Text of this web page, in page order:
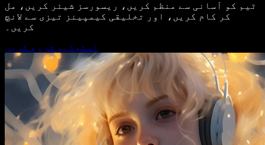
ٹیم کو آسانی سے منظم کریں، ریسورسز شیئر کریں، مل
کر کام کریں، اور تخلیقی کیمپینز تیزی سے لانچ
کریں۔
اسٹوڈیو شروع کریں